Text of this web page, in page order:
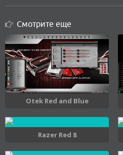
Смотрите еще
Otek Red and Blue
Razer Red 8